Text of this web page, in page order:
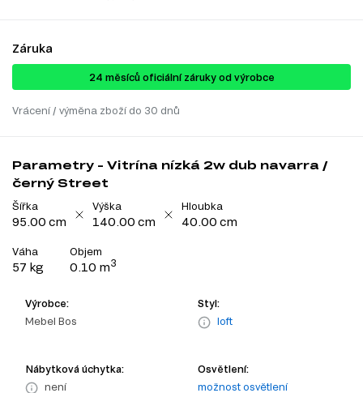
Záruka
24 ​​​​měsíců oficiální záruky od výrobce
Vrácení / výměna zboží do 30 dnů
Parametry - Vitrína nízká 2w dub navarra /
černý Street
Šířka
95.00 cm
Výška
140.00 cm
Hloubka
40.00 cm
Váha
57 kg
Objem
0.10 m3
Výrobce:
Mebel Bos
Styl:
loft
Nábytková úchytka:
není
Osvětlení:
možnost osvětlení